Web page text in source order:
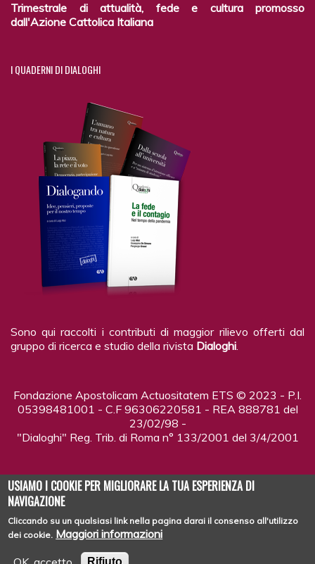
Trimestrale di attualità, fede e cultura promosso
dall'Azione Cattolica Italiana
IQUADERNI DI DIALOGHI
Sono qui raccolti i contributi di maggior rilievo offerti dal
gruppo di ricerca e studio della rivista Dialoghi
Fondazione Apostolicam Actuositatem ETS © 2023 - P.I.
05398481001 - C.F 96306220581 - REA 888781 del
23/02/98 -
"Dialoghi" Reg. Trib. di Roma n° 133/2001 del 3/4/2001
Copyright © 2026DIALOGHI - LA RIVISTA
USIAMO I COOKIE PER MIGLIORARE LA TUA ESPERIENZA DI
NAVIGAZIONE
Cliccando su un qualsiasi link nella pagina darai il consenso all'utilizzo
dei cookie. Maggiori informazioni
Rifiuto